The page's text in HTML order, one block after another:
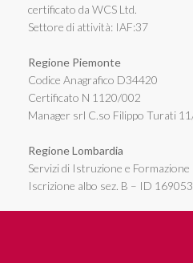
certificato da WCS Ltd.
Settore di attività: IAF:37
Regione Piemonte
Codice Anagrafico D34420
Certificato N 1120/002
Manager srl C.so Filippo Turati
Regione Lombardia
Servizi di Istruzione e
Iscrizione albo sez. B – ID